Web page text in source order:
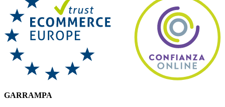
GARRAMPA